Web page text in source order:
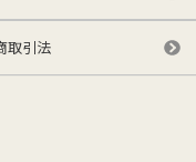
取引法